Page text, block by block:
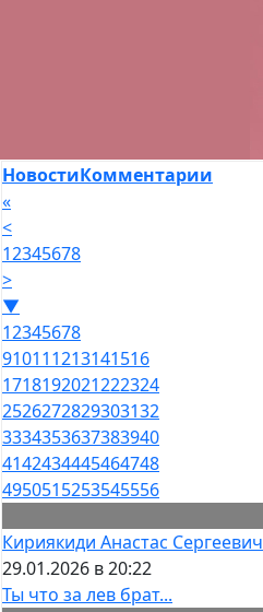
НовостиКомментарии
«
<
12345678
>
▼
12345678
910111213141516
1718192021222324
2526272829303132
3334353637383940
4142434445464748
4950515253545556
Кириякиди Анастас Сергеевич
29.01.2026 в 20:22
Ты что за лев брат...